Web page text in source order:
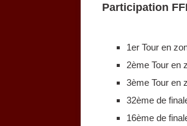
Participation
1er Tour en
2ème Tour en
3ème Tour en
32ème de
16ème de